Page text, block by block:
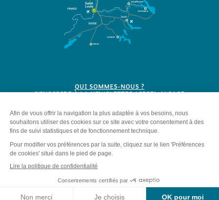
Contact
QUI SOMMES-NOUS ?
S'INSCRIRE À LA NEWSLETTER LIESEL ALSACE
Plan du site - Mentions légales - Politique de confidentialité -
Éditer mes cookies - Made with
Ce site est protégé par reCAPTCHA. Les règles de confidentialité
de Google s'appliquent.